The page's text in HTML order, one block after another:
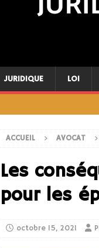
JURIDIQUE LOI
ACCUEIL AVOCAT
Les
pour les
octobre 15, 2021